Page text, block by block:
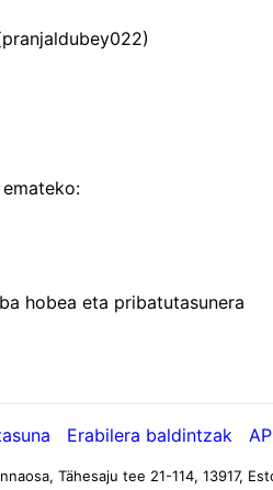
hobea eta pribatutasunera
Erabilera baldintzak
Tähesaju tee 21-114, 13917,